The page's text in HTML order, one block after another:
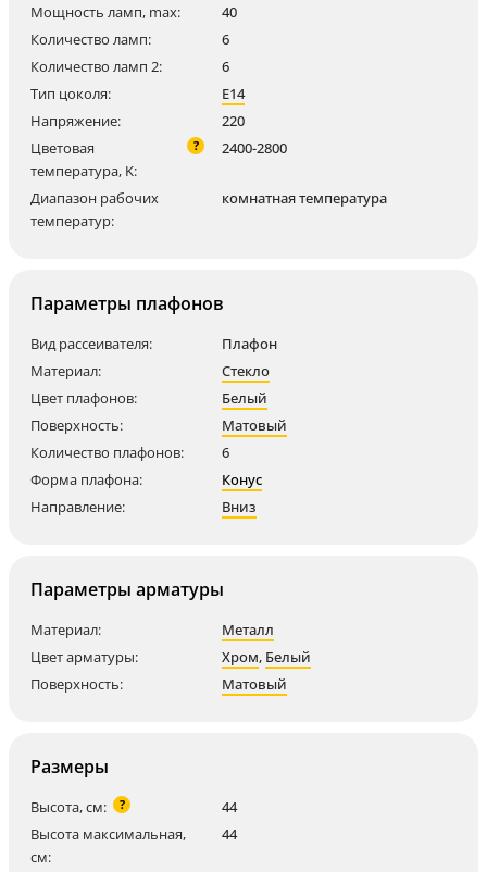
Мощность ламп, max:
40
Количество ламп:
6
Количество ламп 2:
6
Тип цоколя:
E14
Напряжение:
220
Цветовая
температура, K:
? 2400-2800
Диапазон рабочих
температур:
комнатная температура
Параметры плафонов
Вид рассеивателя:
Плафон
Материал:
Стекло
Цвет плафонов:
Белый
Поверхность:
Матовый
Количество плафонов:
6
Форма плафона:
Конус
Направление:
Вниз
Параметры арматуры
Материал:
Металл
Цвет арматуры:
Хром, Белый
Поверхность:
Матовый
Размеры
Высота, см: ?
44
Высота максимальная,
см:
44